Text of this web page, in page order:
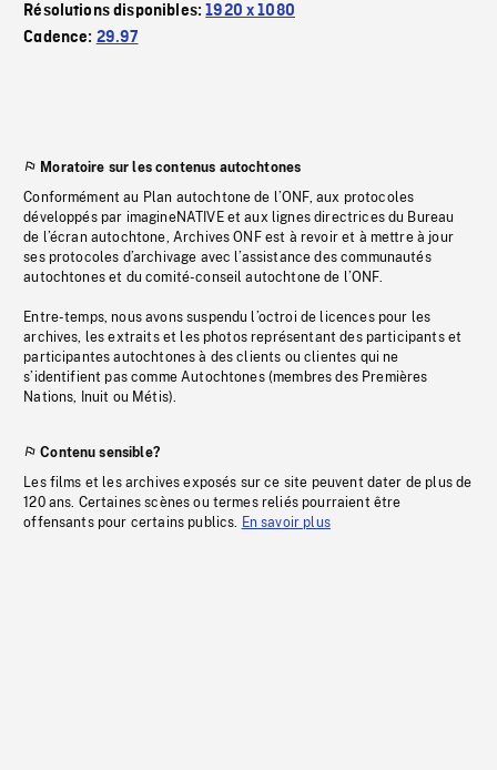
Résolutions disponibles:1920 x 1080
Cadence: 29.97
Moratoire sur les contenus autochtones
Conformément au Plan autochtone de l’ONF, aux protocoles
développés par imagineNATIVE et aux lignes directrices du Bureau
de l’écran autochtone, Archives ONF est à revoir et à mettre à jour
ses protocoles d’archivage avec l’assistance des communautés
autochtones et du comité-conseil autochtone de l’ONF.
Entre-temps, nous avons suspendu l’octroi de licences pour les
archives, les extraits et les photos représentant des participants et
participantes autochtones à des clients ou clientes qui ne
s’identifient pas comme Autochtones (membres des Premières
Nations, Inuit ou Métis).
Contenu sensible?
Les films et les archives exposés sur ce site peuvent dater de plus de
120 ans. Certaines scènes ou termes reliés pourraient être
offensants pour certains publics. En savoir plus